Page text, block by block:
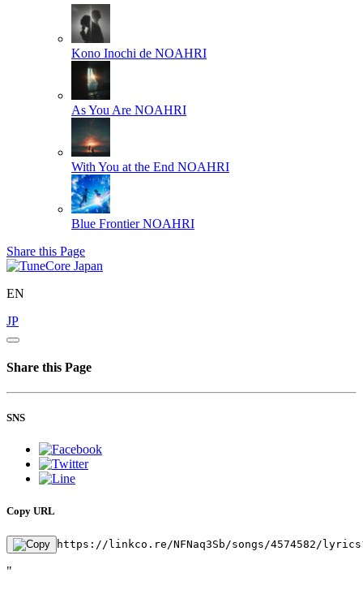
Kono Inochi de NOAHRI
As You Are NOAHRI
With You at the End NOAHRI
Blue Frontier NOAHRI
Share this Page
EN
JP
Share this Page
SNS
Copy URL
https://linkco.re/NFNaq3Sb/songs/4574582/
"